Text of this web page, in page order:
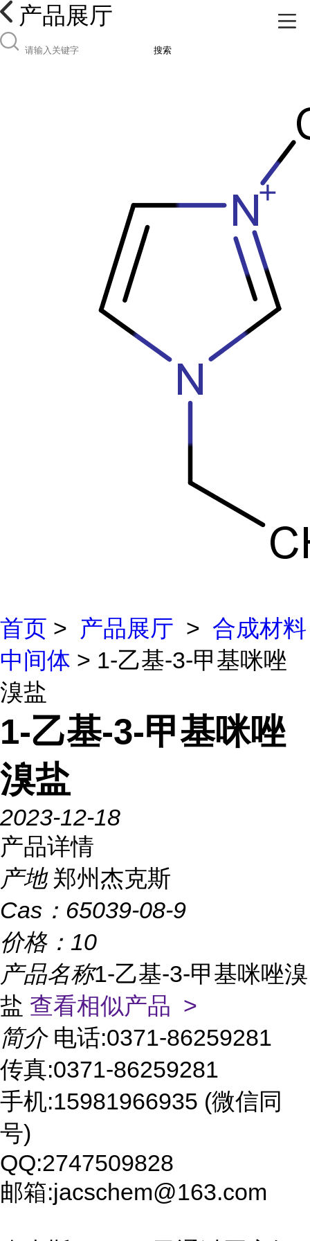
产品展厅
搜索
首页 > 产品展厅 > 合成材料
中间体 > 1-乙基-3-甲基咪唑
溴盐
1-乙基-3-甲基咪唑
溴盐
2023-12-18
产品详情
产地 郑州杰克斯
Cas： 65039-08-9
价格： 10
产品名称1-乙基-3-甲基咪唑溴
盐 查看相似产品 >
简介 电话:0371-86259281
传真:0371-86259281
手机:15981966935 (微信同
号)
QQ:2747509828
邮箱:jacschem@163.com